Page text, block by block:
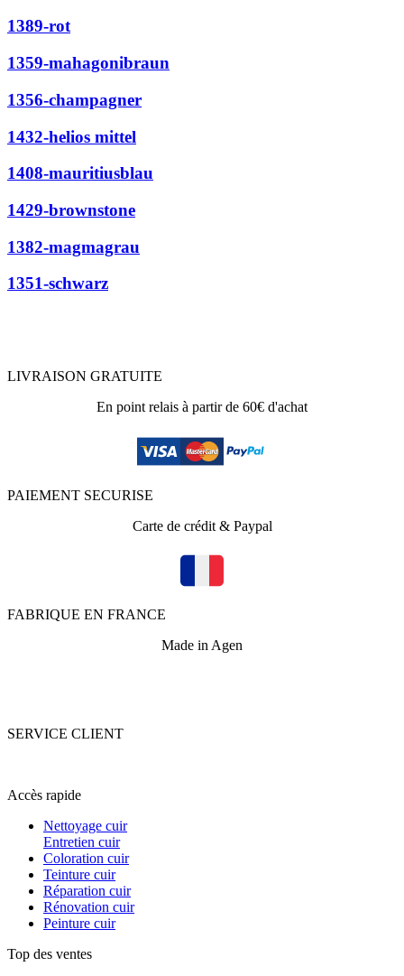
1389-rot
1359-mahagonibraun
1356-champagner
1432-helios mittel
1408-mauritiusblau
1429-brownstone
1382-magmagrau
1351-schwarz
LIVRAISON GRATUITE
En point relais à partir de 60€ d'achat
PAIEMENT SECURISE
Carte de crédit & Paypal
FABRIQUE EN FRANCE
Made in Agen
SERVICE CLIENT
Accès rapide
Nettoyage cuir
Entretien cuir
Coloration cuir
Teinture cuir
Réparation cuir
Rénovation cuir
Peinture cuir
Top des ventes